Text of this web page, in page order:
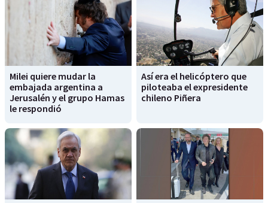
Milei quiere mudar la
embajada argentina a
Jerusalén y el grupo Hamas
le respondió
Así era el helicóptero que
piloteaba el expresidente
chileno Piñera